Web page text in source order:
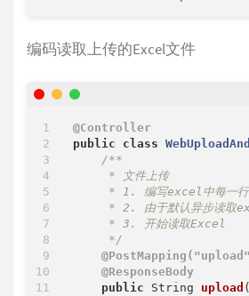
编码读取上传的Excel文件
@Controller
public
class
/**
     * 文件上传
* 1. 编写excel中每一行
* 2. 由于默认异步读取
     * 3. 开始读取Excel
     */
@ResponseBody
public String upload